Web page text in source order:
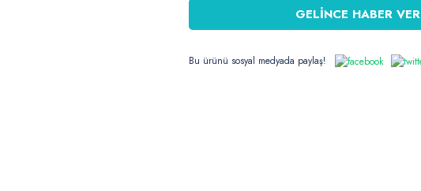
GELİNCE HABER VER
Bu ürünü sosyal medyada paylaş!